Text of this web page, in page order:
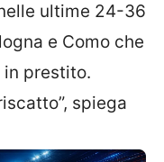
elle ultime 24-36
e Como che
prestito.
spiega